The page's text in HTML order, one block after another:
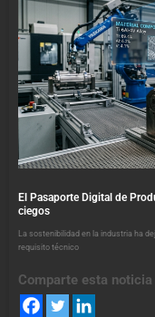
El Pasaporte Digital de
ciegos
La sostenibilidad en la industria ha
requisito técnico
Comparte esta noticia